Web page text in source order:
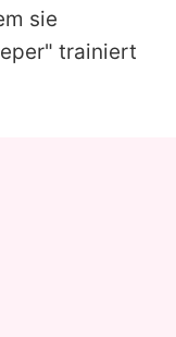
sie
trainiert